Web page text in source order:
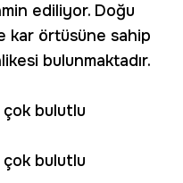
ediliyor. Doğu
kar örtüsüne sahip
bulunmaktadır.
çok bulutlu
çok bulutlu